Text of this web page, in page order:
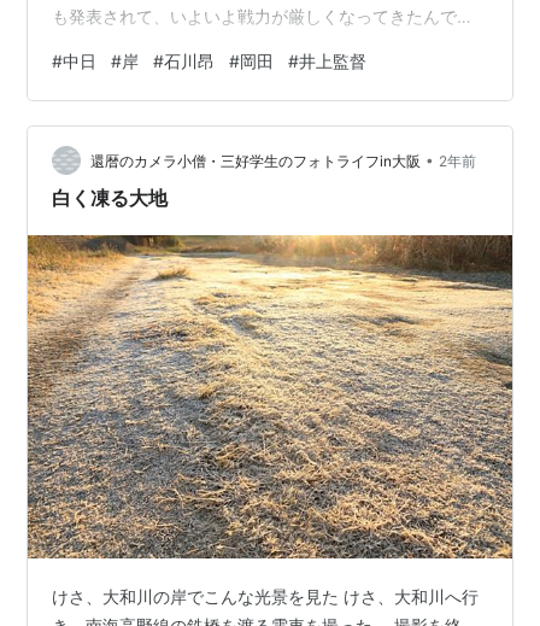
も発表されて、いよいよ戦力が厳しくなってきたんで、
日の打撃を見る限り、石川昂はまだスタメンの準備はで
きてまへんし、今日のようにサード・板山とか変則起用
を続けるしかないやろな。交流戦終了までに、細川が復
帰してくれたらかなり打線も落ち着くんでしょうが。ま
だ二軍で守ってないだけに、まだまだなんやろなぁ。 三
#中日 #岸 #石川昂 #岡田 #井上監督
還暦のカメラ小僧・三好学生のフォトライフin大阪 • 2年前
白く凍る大地
けさ、大和川の岸でこんな光景を見た けさ、大和川へ行